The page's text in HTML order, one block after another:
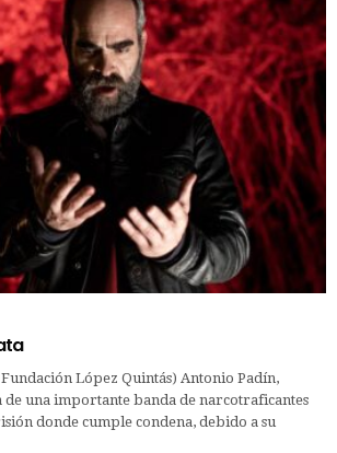
López Quintás) Antonio Padín,
una importante banda de narcotraficantes
donde cumple condena, debido a su